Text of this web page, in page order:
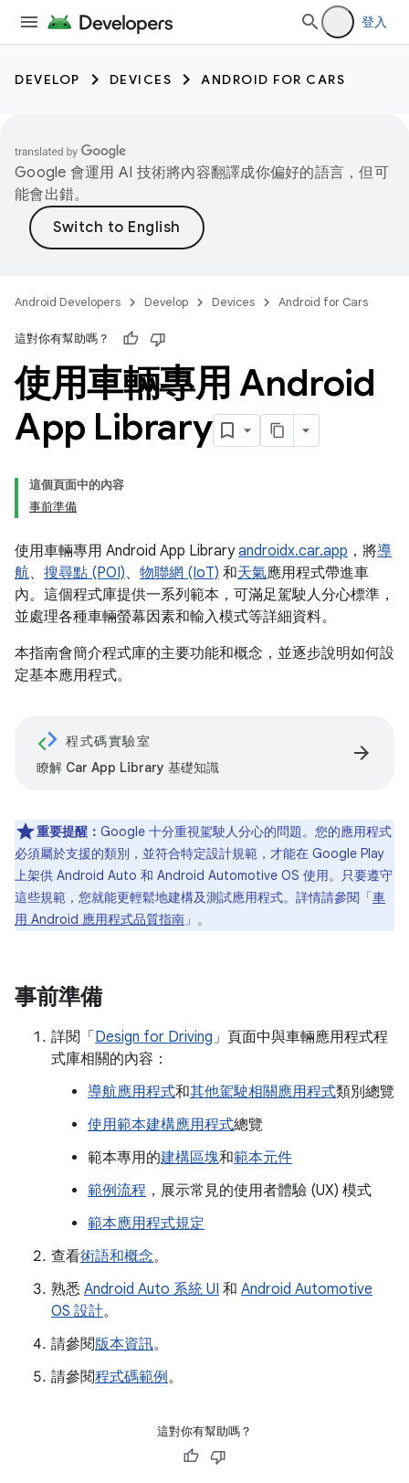
登入
DEVELOP DEVICES ANDROID FOR CARS
Google 會運用 AI 技術將內容翻譯成你偏好的語言，但可
能會出錯。
Android Developers Develop Devices Android for Cars
這對你有幫助嗎？
使用車輛專用 Android
App Library
這個頁面中的內容
事前準備
使用車輛專用 Android App Libraryandroidx.car.app ，將導
航、 搜尋點 (POI)、 物聯網 (IoT) 和天氣應用程式帶進車
內。這個程式庫提供一系列範本，可滿足駕駛人分心標準，
並處理各種車輛螢幕因素和輸入模式等詳細資料。
本指南會簡介程式庫的主要功能和概念，並逐步說明如何設
定基本應用程式。
程式碼實驗室
瞭解 Car App Library 基礎知識
arrow_forward
重要提醒： Google 十分重視駕駛人分心的問題。您的應用程式
必須屬於支援的類別，並符合特定設計規範，才能在 Google Play
上架供 Android Auto 和 Android Automotive OS 使用。只要遵守
這些規範，您就能更輕鬆地建構及測試應用程式。詳情請參閱「車
用 Android 應用程式品質指南 」。
事前準備
詳閱「 Design for Driving」頁面中與車輛應用程式程
式庫相關的內容：
導航應用程式和其他駕駛相關應用程式類別總覽
使用範本建構應用程式總覽
範本專用的建構區塊和範本元件
範例流程 ，展示常見的使用者體驗 (UX) 模式
範本應用程式規定
查看術語和概念。
熟悉 Android Auto 系統 UI 和 Android Automotive
OS 設計。
請參閱版本資訊。
請參閱程式碼範例。
這對你有幫助嗎？